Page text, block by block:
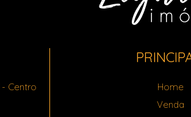
- Centro
Home
Venda